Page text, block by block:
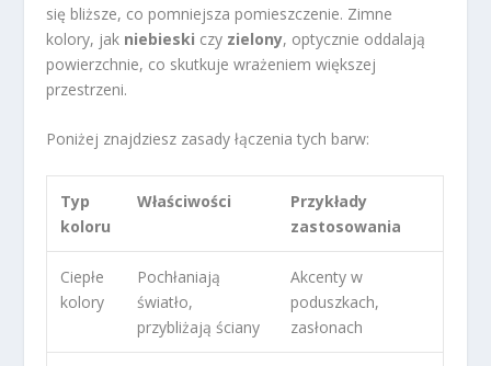
się bliższe, co pomniejsza pomieszczenie. Zimne
kolory, jak niebieski czy zielony, optycznie oddalają
powierzchnie, co skutkuje wrażeniem większej
przestrzeni.
Poniżej znajdziesz zasady łączenia tych barw:
Typ
koloru
Właściwości
Przykłady
zastosowania
Ciepłe
kolory
Pochłaniają
światło,
przybliżają ściany
Akcenty w
poduszkach,
zasłonach